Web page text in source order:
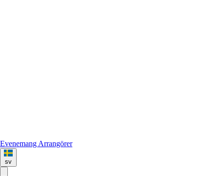
Evenemang Arrangörer
sv